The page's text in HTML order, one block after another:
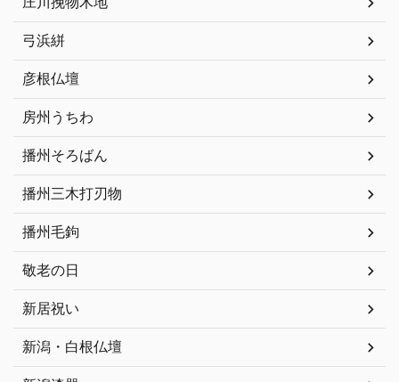
弓浜絣
彦根仏壇
房州うちわ
播州そろばん
播州三木打刃物
播州毛鉤
敬老の日
新居祝い
新潟・白根仏壇